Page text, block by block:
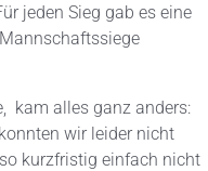
jeden Sieg gab es eine
kam alles ganz anders:
wir leider nicht
kurzfristig einfach nicht